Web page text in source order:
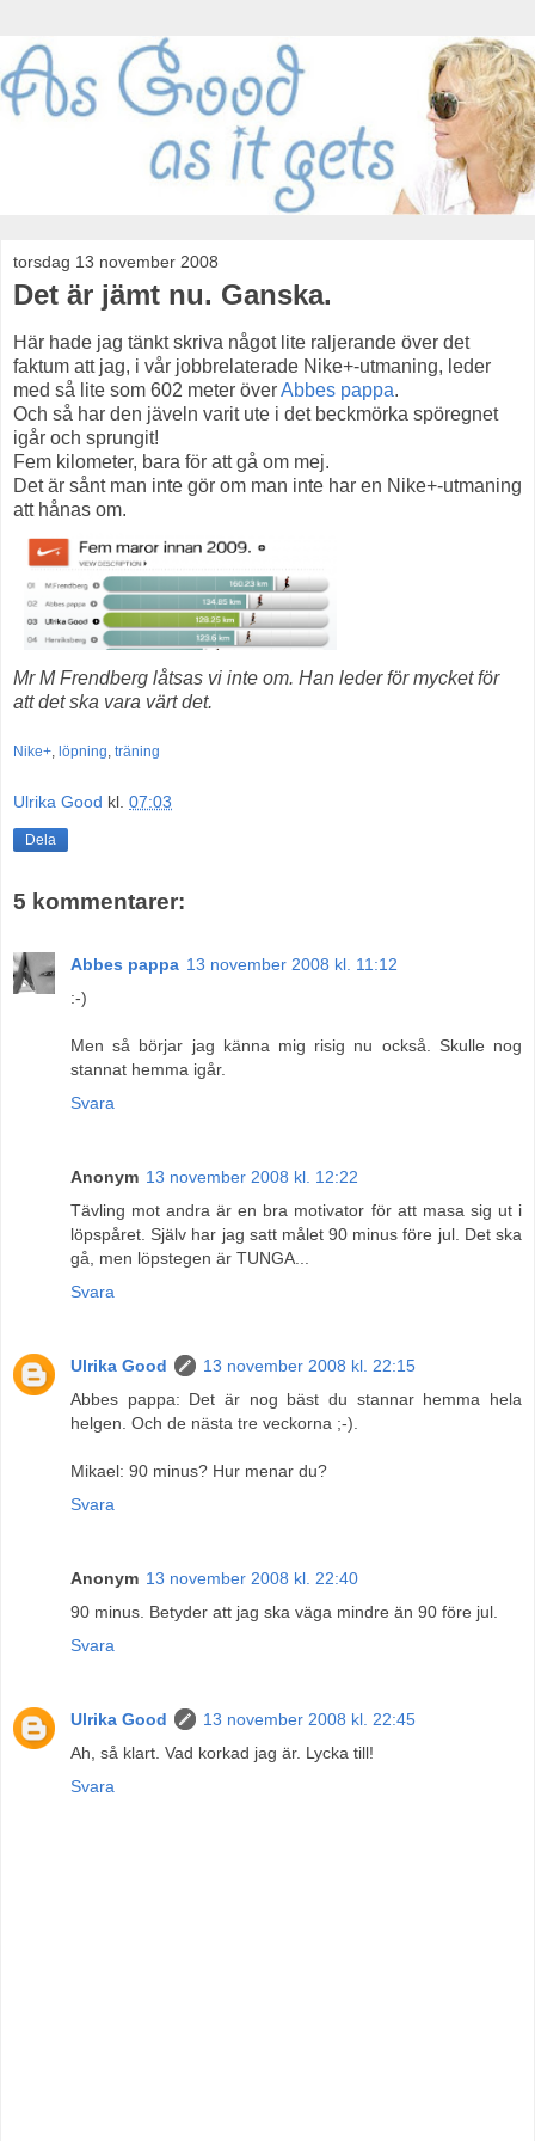
torsdag 13 november 2008
Det är jämt nu. Ganska.
Här hade jag tänkt skriva något lite raljerande över det
faktum att jag, i vår jobbrelaterade Nike+-utmaning, leder
med så lite som 602 meter överAbbes pappa.
Och så har den jäveln varit ute i det beckmörka spöregnet
igår och sprungit!
Fem kilometer, bara för att gå om mej.
Det är sånt man inte gör om man inte har en Nike+-utmaning
att hånas om.
Mr M Frendberg låtsas vi inte om. Han leder för mycket för
att det ska vara värt det.
Nike+, löpning, träning
Ulrika Good kl. 07:03
Dela
5 kommentarer:
Abbes pappa 13 november 2008 kl. 11:12
:-)
Men så börjar jag känna mig risig nu också. Skulle nog
stannat hemma igår.
Svara
Anonym 13 november 2008 kl. 12:22
Tävling mot andra är en bra motivator för att masa sig ut i
löpspåret. Själv har jag satt målet 90 minus före jul. Det ska
gå, men löpstegen är TUNGA...
Svara
Ulrika Good
13 november 2008 kl. 22:15
Abbes pappa: Det är nog bäst du stannar hemma hela
helgen. Och de nästa tre veckorna ;-).
Mikael: 90 minus? Hur menar du?
Svara
Anonym 13 november 2008 kl. 22:40
90 minus. Betyder att jag ska väga mindre än 90 före jul.
Svara
Ulrika Good
13 november 2008 kl. 22:45
Ah, så klart. Vad korkad jag är. Lycka till!
Svara